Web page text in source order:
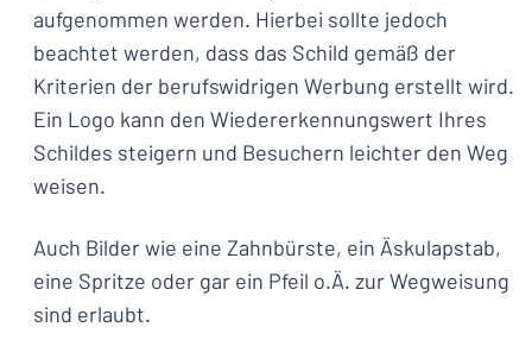
aufgenommen werden. Hierbei sollte jedoch
beachtet werden, dass das Schild gemäß der
Kriterien der berufswidrigen Werbung erstellt wird.
Ein Logo kann den Wiedererkennungswert Ihres
Schildes steigern und Besuchern leichter den Weg
weisen.
Auch Bilder wie eine Zahnbürste, ein Äskulapstab,
eine Spritze oder gar ein Pfeil o.Ä. zur Wegweisung
sind erlaubt.